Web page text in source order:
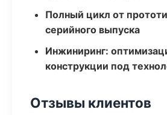
Полный цикл от
серийного выпуска
Инжиниринг:
конструкции под
Отзывы клиентов